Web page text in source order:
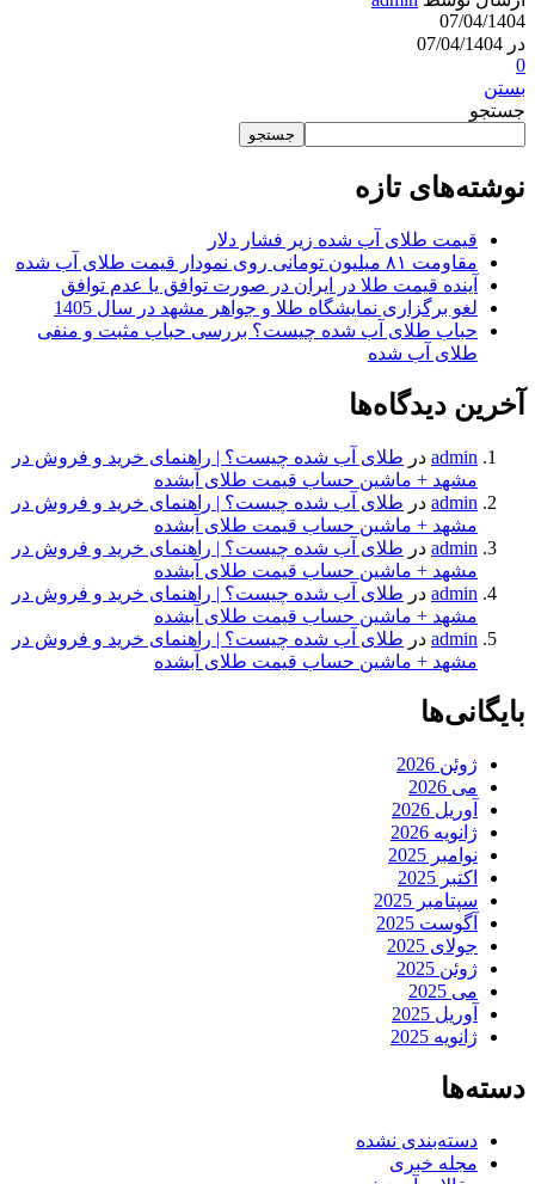
07/04/1404
در 07/04/1404
0
بستن
جستجو
جستجو
نوشته‌های تازه
قیمت طلای آب شده زیر فشار دلار
مقاومت ۸۱ میلیون تومانی روی نمودار قیمت طلای آب شده
آینده قیمت طلا در ایران در صورت توافق یا عدم توافق
لغو برگزاری نمایشگاه طلا و جواهر مشهد در سال 1405
حباب طلای آب شده چیست؟ بررسی حباب مثبت و منفی
طلای آب شده
آخرین دیدگاه‌ها
admin در طلای آب شده چیست؟ | راهنمای خرید و فروش در
مشهد + ماشین حساب قیمت طلای آبشده
admin در طلای آب شده چیست؟ | راهنمای خرید و فروش در
مشهد + ماشین حساب قیمت طلای آبشده
admin در طلای آب شده چیست؟ | راهنمای خرید و فروش در
مشهد + ماشین حساب قیمت طلای آبشده
admin در طلای آب شده چیست؟ | راهنمای خرید و فروش در
مشهد + ماشین حساب قیمت طلای آبشده
admin در طلای آب شده چیست؟ | راهنمای خرید و فروش در
مشهد + ماشین حساب قیمت طلای آبشده
بایگانی‌ها
ژوئن 2026
می 2026
آوریل 2026
ژانویه 2026
نوامبر 2025
اکتبر 2025
سپتامبر 2025
آگوست 2025
جولای 2025
ژوئن 2025
می 2025
آوریل 2025
ژانویه 2025
دسته‌ها
دسته‌بندی نشده
مجله خبری